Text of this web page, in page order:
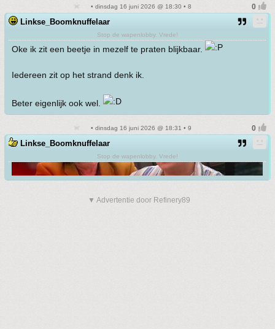
• dinsdag 16 juni 2026 @ 18:30 • 8
Linkse_Boomknuffelaar
Stop de wapenlobby. Vrede!
Oke ik zit een beetje in mezelf te praten blijkbaar.
Iedereen zit op het strand denk ik.
Beter eigenlijk ook wel.
• dinsdag 16 juni 2026 @ 18:31 • 9
Linkse_Boomknuffelaar
Stop de wapenlobby. Vrede!
▼ Advertentie door Refinery89